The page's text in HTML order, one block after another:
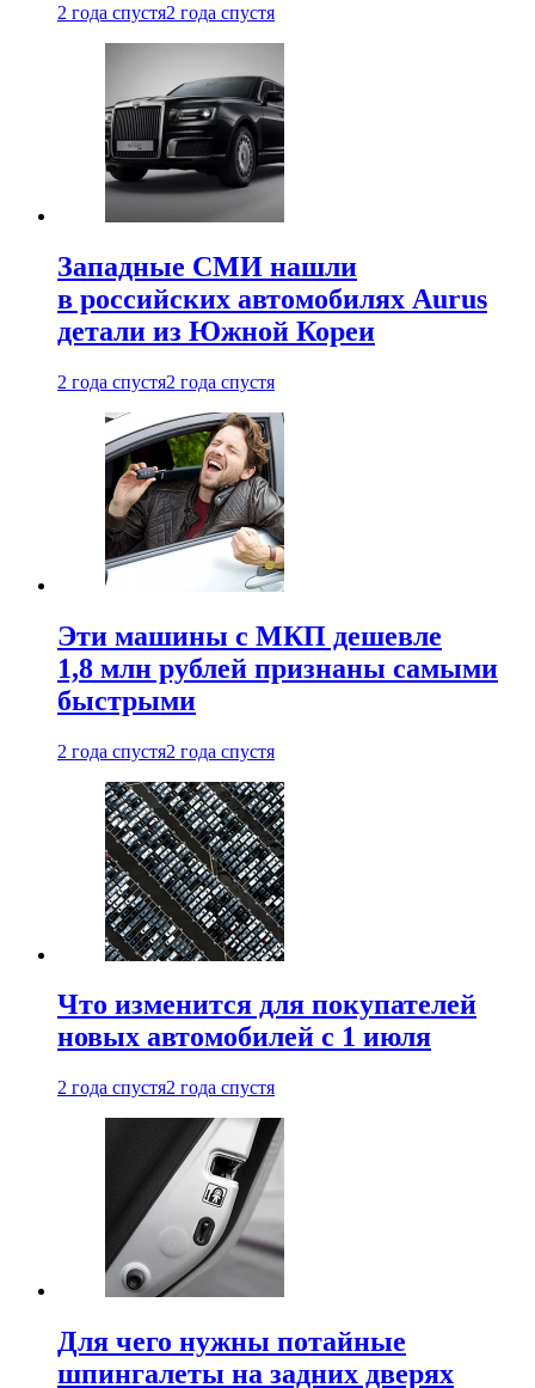
2 года спустя2 года спустя
Западные СМИ нашли
в российских автомобилях Aurus
детали из Южной Кореи
2 года спустя2 года спустя
Эти машины с МКП дешевле
1,8 млн рублей признаны самыми
быстрыми
2 года спустя2 года спустя
Что изменится для покупателей
новых автомобилей с 1 июля
2 года спустя2 года спустя
Для чего нужны потайные
шпингалеты на задних дверях